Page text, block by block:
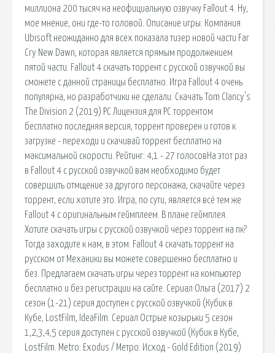
миллиона 200 тысяч на неофициальную озвучку Fallout 4. Ну,
мое мнение, они где-то головой. Описание игры: Компания
Ubisoft неожиданно для всех показала тизер новой части Far
Cry New Dawn, которая является прямым продолжением
пятой части. Fallout 4 скачать торрент с русской озвучкой вы
сможете с данной страницы бесплатно. Игра Fallout 4 очень
популярна, но разработчики не сделали. Скачать Tom Clancy's
The Division 2 (2019) PC Лицензия для PC торрентом
бесплатно последняя версия, торрент проверен и готов к
загрузке - переходи и скачивай торрент бесплатно на
максимальной скорости. Рейтинг: 4,1 - 27 голосовНа этот раз
в Fallout 4 с русской озвучкой вам необходимо будет
совершить отмщение за другого персонажа, скачайте через
торрент, если хотите это. Игра, по сути, является всё тем же
Fallout 4 с оригинальным геймплеем. В плане геймплея.
Хотите скачать игры с русской озвучкой через торрент на пк?
Тогда заходите к нам, в этом. Fallout 4 скачать торрент на
русском от Механики вы можете совершенно бесплатно и
без. Предлагаем скачать игры через торрент на компьютер
бесплатно и без регистрации на сайте. Сериал Ольга (2017) 2
сезон (1-21) серия доступен с русской озвучкой (Кубик в
Кубе, LostFilm, IdeaFilm. Сериал Острые козырьки 5 сезон
1,2,3,4,5 серия доступен с русской озвучкой (Кубик в Кубе,
LostFilm. Metro: Exodus / Метро: Исход - Gold Edition (2019)